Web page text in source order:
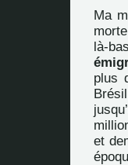
Ma
là-
plus
et